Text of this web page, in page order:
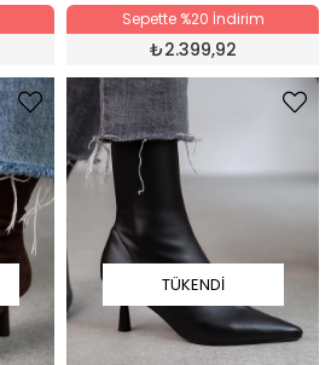
Sepette %20 İndirim
₺2.399,92
TÜKENDI